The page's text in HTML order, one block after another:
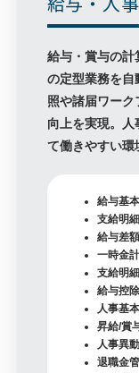
給与・賞与の計
の定型業務を自
照や諸届ワー
向上を実現。
て働きやすい環
給与基本
支給明
給与差
一時金
支給明
給与控
人事基本
昇給/賞
人事異
退職金